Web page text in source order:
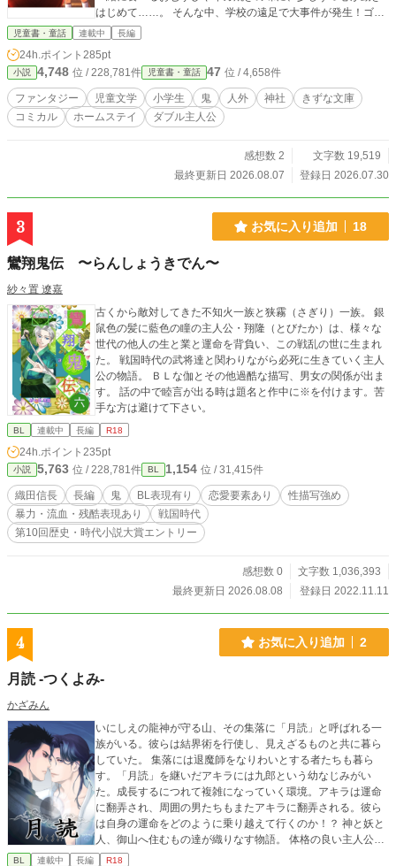
はじめて……。 そんな中、学校の遠足で大事件が発生！ゴウ
キの正体がみんなにバレちゃう！？ 鬼と人間、それぞれがぶ
マ！
児童書・童話 連載中 長編
24h.ポイント 285pt
小説 4,748 位 / 228,781件 児童書・童話 47 位 / 4,658件
ファンタジー 児童文学 小学生 鬼 人外 神社
きずな文庫
コミカル
ホームステイ ダブル主人公
感想数 2
文字数 19,519
最終更新日 2026.08.07
登録日 2026.07.30
3 お気に入り追加 18
鸞翔鬼伝 〜らんしょうきでん〜
紗々置 遼嘉
古くから敵対してきた不知火一族と狭霧（さぎり）一族。 銀
鼠色の髪に藍色の瞳の主人公・翔隆（とびたか）は、様々な
世代の他人の生と業と運命を背負い、この戦乱の世に生まれ
た。 戦国時代の武将達と関わりながら必死に生きていく主人
公の物語。 ＢＬな伽とその他過酷な描写、男女の関係が出ま
す。 話の中で睦言が出る時は題名と作中に※を付けます。苦
手な方は避けて下さい。
BL 連載中 長編 R18
24h.ポイント 235pt
小説 5,763 位 / 228,781件 BL 1,154 位 / 31,415件
織田信長 長編 鬼 BL表現有り 恋愛要素あり
性描写強め
暴力・流血・残酷表現あり
戦国時代
第10回歴史・時代小説大賞エントリー
感想数 0
文字数 1,036,393
最終更新日 2026.08.08
登録日 2022.11.11
4 お気に入り追加 2
月読 -つくよみ-
かざみん
いにしえの龍神が守る山、その集落に「月読」と呼ばれる一
族がいる。彼らは結界術を行使し、見えざるものと共に暮ら
していた。 集落には退魔師をなりわいとする者たちも暮ら
す。「月読」を継いだアキラには九郎という幼なじみがい
た。成長するにつれて複雑になっていく環境。アキラは運命
に翻弄され、周囲の男たちもまたアキラに翻弄される。彼ら
は自身の運命をどのように乗り越えて行くのか！？ 神と妖と
人、御山へ住むもの達が織りなす物語。 体格の良い主人公が
受けです。妖怪バトルあり、修行あり、エロあります。怪我
BL 連載中 長編 R18